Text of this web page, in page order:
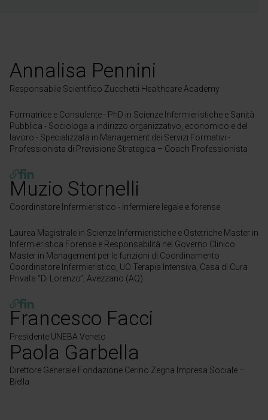
Annalisa Pennini
Responsabile Scientifico Zucchetti Healthcare Academy
Formatrice e Consulente - PhD in Scienze Infermieristiche e Sanità
Pubblica - Sociologa a indirizzo organizzativo, economico e del
lavoro - Specializzata in Management dei Servizi Formativi -
Professionista di Previsione Strategica – Coach Professionista
Muzio Stornelli
Coordinatore Infermieristico - Infermiere legale e forense
Laurea Magistrale in Scienze Infermieristiche e Ostetriche Master in
Infermieristica Forense e Responsabilità nel Governo Clinico
Master in Management per le funzioni di Coordinamento
Coordinatore Infermieristico, UO Terapia Intensiva, Casa di Cura
Privata “Di Lorenzo”, Avezzano (AQ)
Francesco Facci
Presidente UNEBA Veneto
Paola Garbella
Direttore Generale Fondazione Cerino Zegna Impresa Sociale –
Biella